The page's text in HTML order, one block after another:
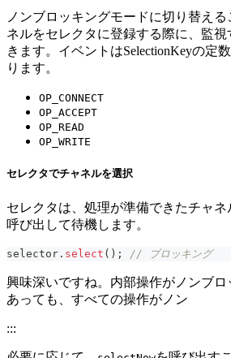
ノンブロッキングモードに切り替え
ネルをセレクタに登録する際に、監
きます。イベントはSelectionKeyの定
ります。
OP_CONNECT
OP_ACCEPT
OP_READ
OP_WRITE
セレクタでチャネルを選択
セレクタは、処理が準備できたチャネ
呼び出して待機します。
selector . select ( ) ; // ブロッキング
興味深いですね。内部操作がノンブ
あっても、すべての操作がノン
:::